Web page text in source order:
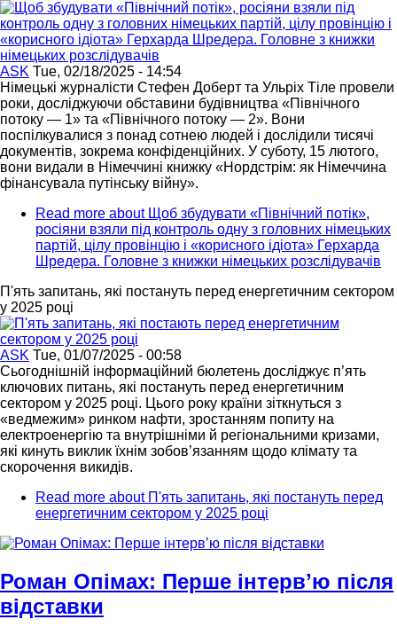
ASK Tue, 02/18/2025 - 14:54
Німецькі журналісти Стефен Доберт та Ульріх Тіле провели
роки, досліджуючи обставини будівництва «Північного
потоку — 1» та «Північного потоку — 2». Вони
поспілкувалися з понад сотнею людей і дослідили тисячі
документів, зокрема конфіденційних. У суботу, 15 лютого,
вони видали в Німеччині книжку «Нордстрім: як Німеччина
фінансувала путінську війну».
Read more about Щоб збудувати «Північний потік»,
росіяни взяли під контроль одну з головних німецьких
партій, цілу провінцію і «корисного ідіота» Герхарда
Шредера. Головне з книжки німецьких розслідувачів
П'ять запитань, які постануть перед енергетичним сектором
у 2025 році
ASK Tue, 01/07/2025 - 00:58
Сьогоднішній інформаційний бюлетень досліджує п’ять
ключових питань, які постануть перед енергетичним
сектором у 2025 році. Цього року країни зіткнуться з
«ведмежим» ринком нафти, зростанням попиту на
електроенергію та внутрішніми й регіональними кризами,
які кинуть виклик їхнім зобов’язанням щодо клімату та
скорочення викидів.
Read more about П'ять запитань, які постануть перед
енергетичним сектором у 2025 році
Роман Опімах: Перше інтервʼю після
відставки